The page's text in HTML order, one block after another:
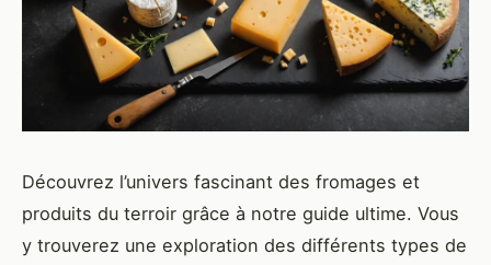
Découvrez l’univers fascinant des fromages et
produits du terroir grâce à notre guide ultime. Vous
y trouverez une exploration des différents types de